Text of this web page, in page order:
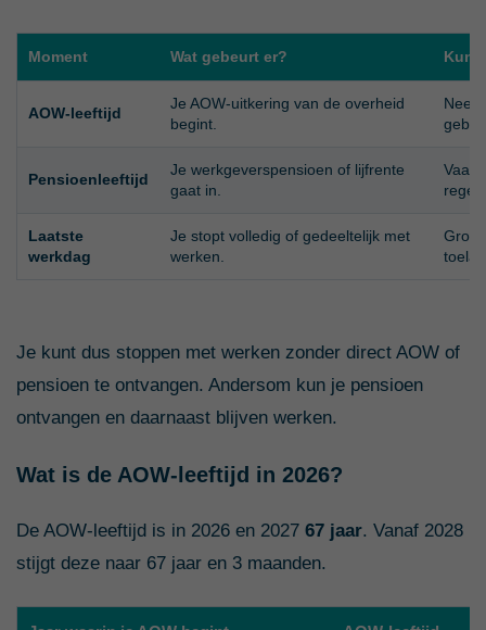
Moment Wat gebeurt er? Kun
AOW-leeftijd
Je AOW-uitkering van de overheid
begint.
Nee.
Pensioenleeftijd
Je werkgeverspensioen of lijfrente
gaat in.
Vaak
Laatste
werkdag
Je stopt volledig of gedeeltelijk met
werken.
Je kunt dus stoppen met werken zonder direct AOW of
pensioen te ontvangen. Andersom kun je pensioen
ontvangen en daarnaast blijven werken.
Wat is de AOW-leeftijd in 2026?
De AOW-leeftijd is in 2026 en 2027 67 jaar. Vanaf 2028
stijgt deze naar 67 jaar en 3 maanden.